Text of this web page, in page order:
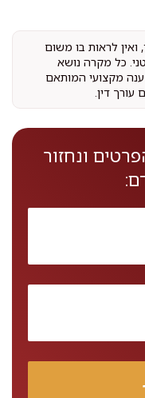
ואין לראות בו משום
כל מקרה נושא
מקצועי המותאם
דין.
ונחזור